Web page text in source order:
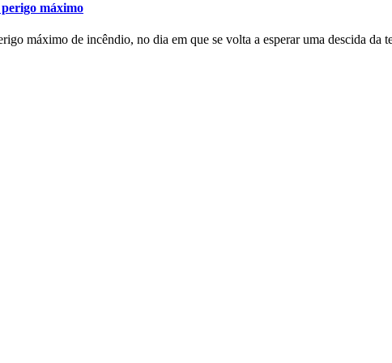
máximo
máximo de incêndio, no dia em que se volta a esperar uma descida da